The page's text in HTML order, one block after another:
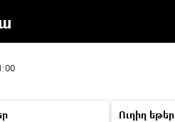
Ուղիղ եթեր